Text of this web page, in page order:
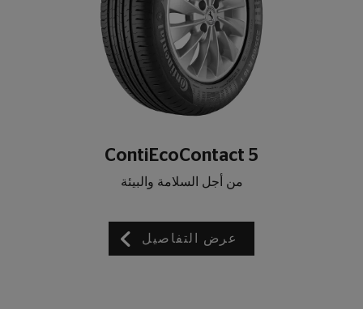
ContiEcoContact 5
من أجل السلامة والبيئة
عرض التفاصيل